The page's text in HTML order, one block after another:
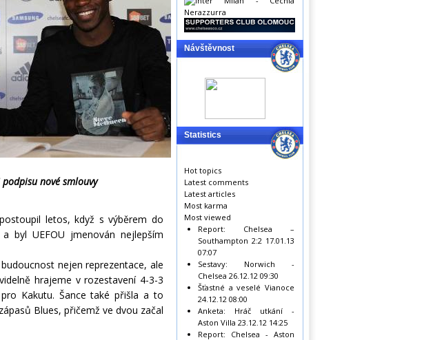
nové smlouvy
letos, když s výběrem do
byl UEFOU jmenován nejlepším
nejen reprezentace, ale
hrajeme v rozestavení 4-3-3
Kakutu. Šance také přišla a to
Blues, přičemž ve dvou začal
Návštěvnost
Statistics
Hot topics
Latest comments
Latest articles
Most karma
Most viewed
Report: Chelsea –
Southampton 2:2 17.01.13
07:07
Sestavy: Norwich -
Chelsea 26.12.12 09:30
Šťastné a veselé Vianoce
24.12.12 08:00
Anketa: Hráč utkání -
Aston Villa 23.12.12 14:25
Report: Chelsea - Aston